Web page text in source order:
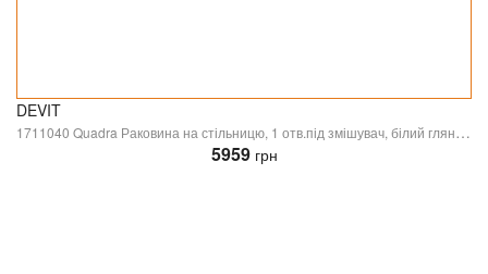
DEVIT
1711040 Quadra Раковина на стільницю, 1 отв.під змішувач, білий глянець (1 сорт)
5959грн